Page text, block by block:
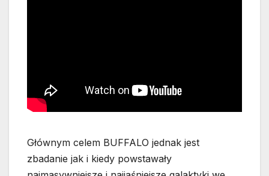
Głównym celem BUFFALO jednak jest
zbadanie jak i kiedy powstawały